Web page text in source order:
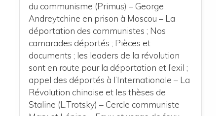
du communisme (Primus) – George
Andreytchine en prison à Moscou – La
déportation des communistes ; Nos
camarades déportés ; Pièces et
documents ; les leaders de la révolution
sont en route pour la déportation et l’exil ;
appel des déportés à l’Internationale – La
Révolution chinoise et les thèses de
Staline (L.Trotsky) – Cercle communiste